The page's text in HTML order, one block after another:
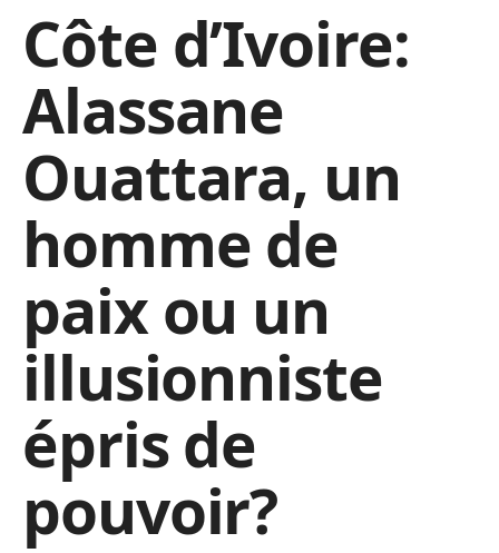
Côte d’Ivoire:
Alassane
Ouattara, un
homme de
paix ou un
illusionniste
épris de
pouvoir?